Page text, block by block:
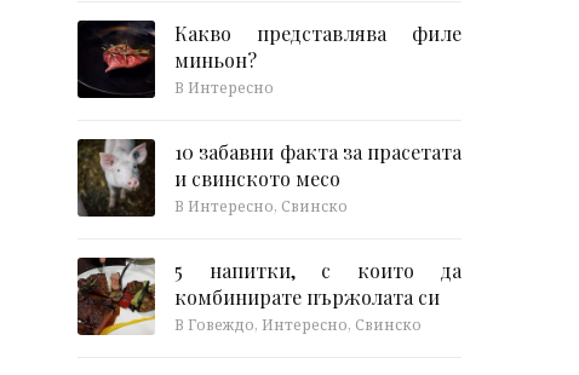
Какво представлява филе
миньон?
В Интересно
10 забавни факта за прасетата
и свинското месо
В Интересно, Свинско
5 напитки, с които да
комбинирате пържолата си
В Говеждо, Интересно, Свинско